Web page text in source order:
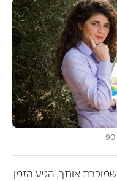
אותך, הגיע הזמן